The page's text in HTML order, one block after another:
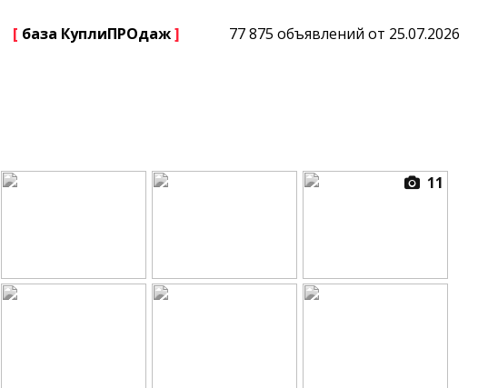
[ база КуплиПРОдаж] 77 875 объявлений от 25.07.2026
11